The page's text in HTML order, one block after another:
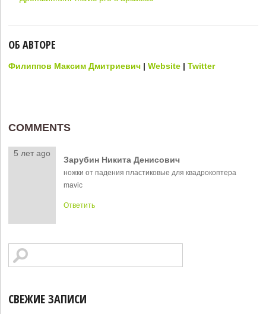
ОБ АВТОРЕ
Филиппов Максим Дмитриевич |Website |Twitter
COMMENTS
5 лет ago
Зарубин Никита Денисович
ножки от падения пластиковые для квадрокоптера
mavic
Ответить
СВЕЖИЕ ЗАПИСИ